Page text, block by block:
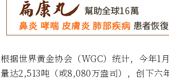
根据世界黄金协会（WGC）统计，今年1
量达2,513吨（或8,080万盎司），创下六